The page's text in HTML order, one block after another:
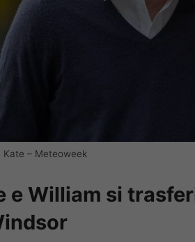
Kate – Meteoweek
e William si